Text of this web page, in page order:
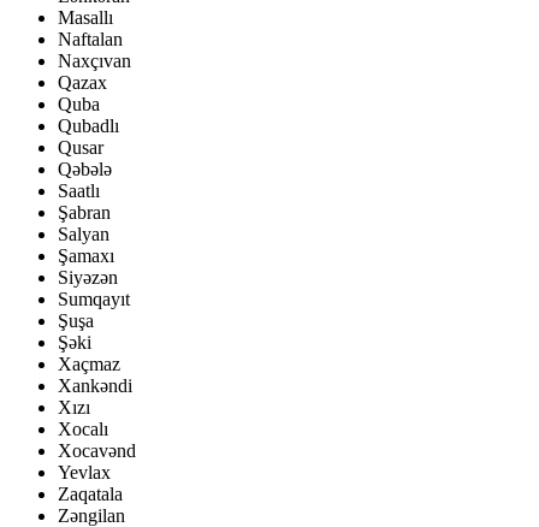
Masallı
Naftalan
Naxçıvan
Qazax
Quba
Qubadlı
Qusar
Qəbələ
Saatlı
Şabran
Salyan
Şamaxı
Siyəzən
Sumqayıt
Şuşa
Şəki
Xaçmaz
Xankəndi
Xızı
Xocalı
Xocavənd
Yevlax
Zaqatala
Zəngilan